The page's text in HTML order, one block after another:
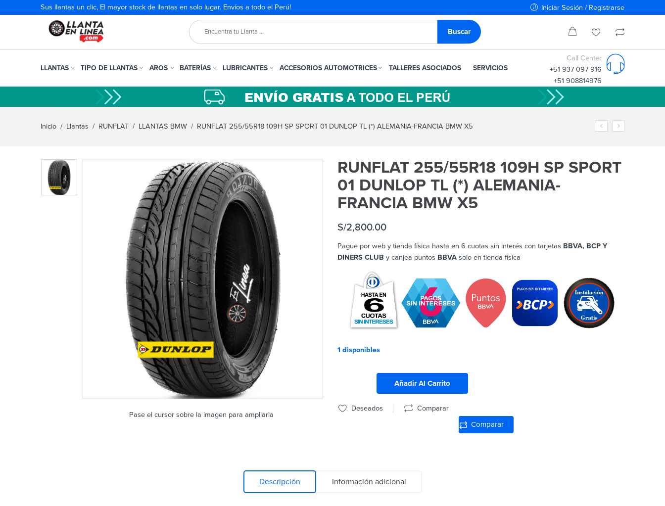
Sus llantas un clic, El mayor stock de llantas en solo lugar. Envíos a todo el Perú! Iniciar Sesión / Registrarse
LLANTAS TIPO DE LLANTAS AROS BATERÍAS LUBRICANTES ACCESORIOS AUTOMOTRICES TALLERES ASOCIADOS SERVICIOS
Call Center
+51 937 097 916
+51 908814976
Inicio / Llantas / RUNFLAT / LLANTAS BMW / RUNFLAT 255/55R18 109H SP SPORT 01 DUNLOP TL (*) ALEMANIA-FRANCIA BMW X5
Pase el cursor sobre la imagen para ampliarla
RUNFLAT 255/55R18 109H SP SPORT
01 DUNLOP TL (*) ALEMANIA-
FRANCIA BMW X5
S/2,800.00
Pague por web y tienda física hasta en 6 cuotas sin interés con tarjetas BBVA, BCP Y
DINERS CLUB y canjea puntos BBVA solo en tienda física
1 disponibles
Añadir Al Carrito
Deseados Comparar
Comparar
Descripción Información adicional